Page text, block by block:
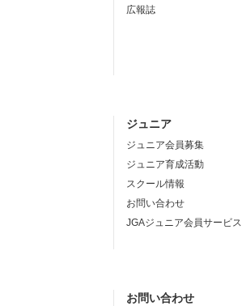
広報誌
ジュニア
ジュニア会員募集
ジュニア育成活動
スクール情報
お問い合わせ
JGAジュニア会員サービス
お問い合わせ